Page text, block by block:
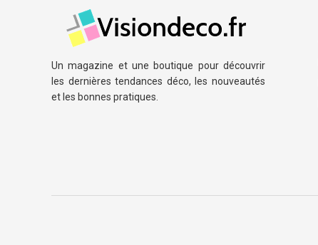
Un magazine et une boutique pour découvrir
les dernières tendances déco, les nouveautés
et les bonnes pratiques.